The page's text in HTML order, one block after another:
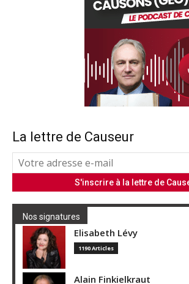
La lettre de Causeur
Nos signatures
Elisabeth Lévy
1190 Articles
Alain Finkielkraut